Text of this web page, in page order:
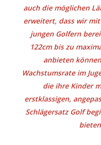
auch die möglichen
erweitert, dass wir
jungen Golfern
122cm bis zu
anbieten
Wachstumsrate im
die ihre Kinder
erstklassigen,
Schlägersatz Golf